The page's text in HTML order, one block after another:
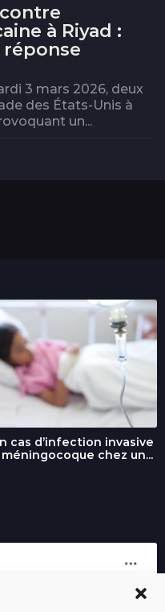
à Riyad :
3 mars 2026, deux
des États-Unis à
un...
cas d’infection invasive
méningocoque chez un...